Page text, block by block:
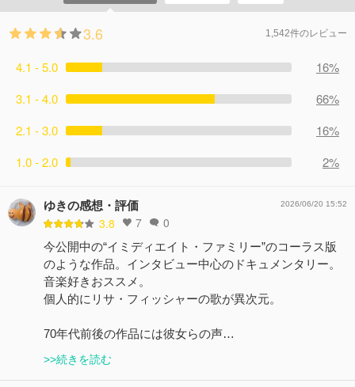
3.6 1,542件のレビュー
4.1 - 5.0
16%
3.1 - 4.0
66%
2.1 - 3.0
16%
1.0 - 2.0
2%
ゆきの感想・評価
3.8 7 0
2026/06/20 15:52
今公開中の“イミディエイト・ファミリー”のコーラス版
のような作品。インタビュー中心のドキュメンタリー。
音楽好きおススメ。
個人的にリサ・フィッシャーの歌が異次元。
70年代前後の作品には彼女らの声…
>>続きを読む